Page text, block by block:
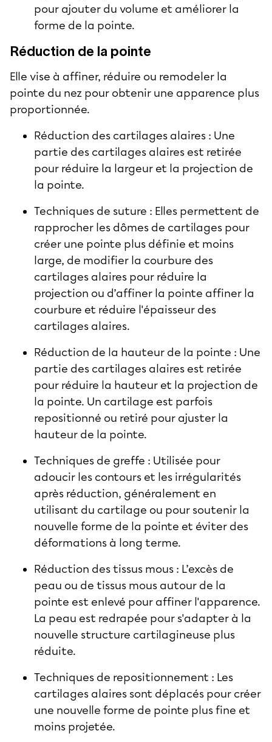
pour ajouter du volume et améliorer la
forme de la pointe.
Réduction de la pointe
Elle vise à affiner, réduire ou remodeler la
pointe du nez pour obtenir une apparence plus
proportionnée.
Réduction des cartilages alaires : Une
partie des cartilages alaires est retirée
pour réduire la largeur et la projection de
la pointe.
Techniques de suture : Elles permettent de
rapprocher les dômes de cartilages pour
créer une pointe plus définie et moins
large, de modifier la courbure des
cartilages alaires pour réduire la
projection ou d’affiner la pointe affiner la
courbure et réduire l'épaisseur des
cartilages alaires.
Réduction de la hauteur de la pointe : Une
partie des cartilages alaires est retirée
pour réduire la hauteur et la projection de
la pointe. Un cartilage est parfois
repositionné ou retiré pour ajuster la
hauteur de la pointe.
Techniques de greffe : Utilisée pour
adoucir les contours et les irrégularités
après réduction, généralement en
utilisant du cartilage ou pour soutenir la
nouvelle forme de la pointe et éviter des
déformations à long terme.
Réduction des tissus mous : L’excès de
peau ou de tissus mous autour de la
pointe est enlevé pour affiner l'apparence.
La peau est redrapée pour s'adapter à la
nouvelle structure cartilagineuse plus
réduite.
Techniques de repositionnement : Les
cartilages alaires sont déplacés pour créer
une nouvelle forme de pointe plus fine et
moins projetée.